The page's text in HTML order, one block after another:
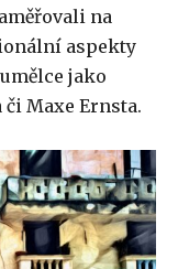
na
aspekty
jako
Maxe Ernsta.